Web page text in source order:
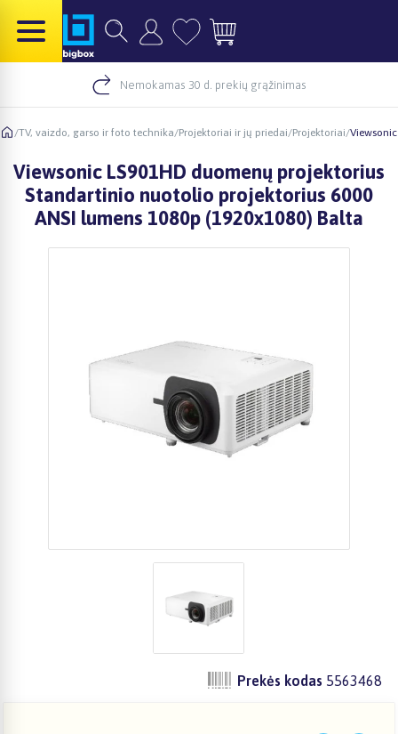
Nemokamas 30 d. prekių grąžinimas
/TV, vaizdo, garso ir foto technika/Projektoriai ir jų priedai/Projektoriai/
Viewsonic LS901HD duomenų projektorius
Standartinio nuotolio projektorius 6000
ANSI lumens 1080p (1920x1080) Balta
Prekės kodas 5563468